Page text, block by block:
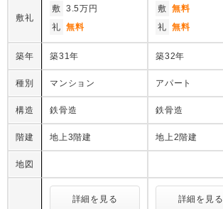
敷礼
敷 3.5万円
礼 無料
敷 無料
礼 無料
築年 築31年 築32年
種別 マンション アパート
構造 鉄骨造 鉄骨造
階建 地上3階建 地上2階建
地図
詳細を見る 詳細を見る